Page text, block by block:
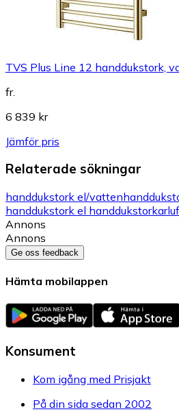
TVS Plus Line 12 handdukstork,
fr.
6 839 kr
Jämför pris
Relaterade sökningar
handdukstork el/vatten
handdukstork el handdukstorkar
Annons
Annons
Ge oss feedback
Hämta mobilappen
Konsument
Kom igång med Prisjakt
På din sida sedan 2002